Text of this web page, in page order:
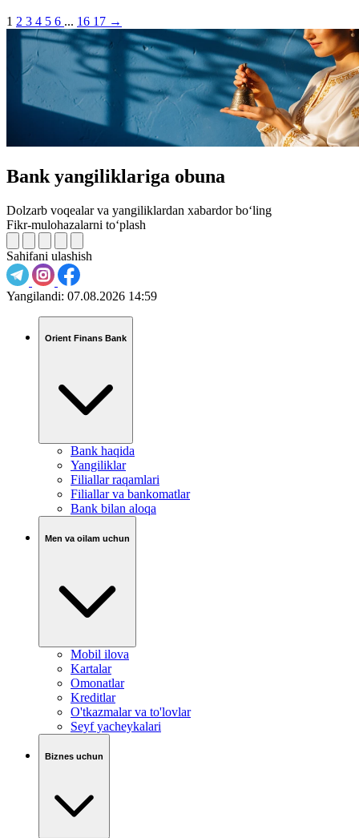
1 2 3 4 5 6 ... 16 17 →
Bank yangiliklariga obuna
Dolzarb voqealar va yangiliklardan xabardor bo‘ling
Fikr-mulohazalarni to‘plash
Sahifani ulashish
Yangilandi: 07.08.2026 14:59
Orient Finans Bank
Bank haqida
Yangiliklar
Filiallar raqamlari
Filiallar va bankomatlar
Bank bilan aloqa
Men va oilam uchun
Mobil ilova
Kartalar
Omonatlar
Kreditlar
O'tkazmalar va to'lovlar
Seyf yacheykalari
Biznes uchun